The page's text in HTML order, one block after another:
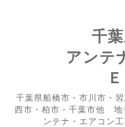
千
アンテ
千葉県船橋市・市川市・
西市・柏市・千葉市他 地
ンテナ・エアコン